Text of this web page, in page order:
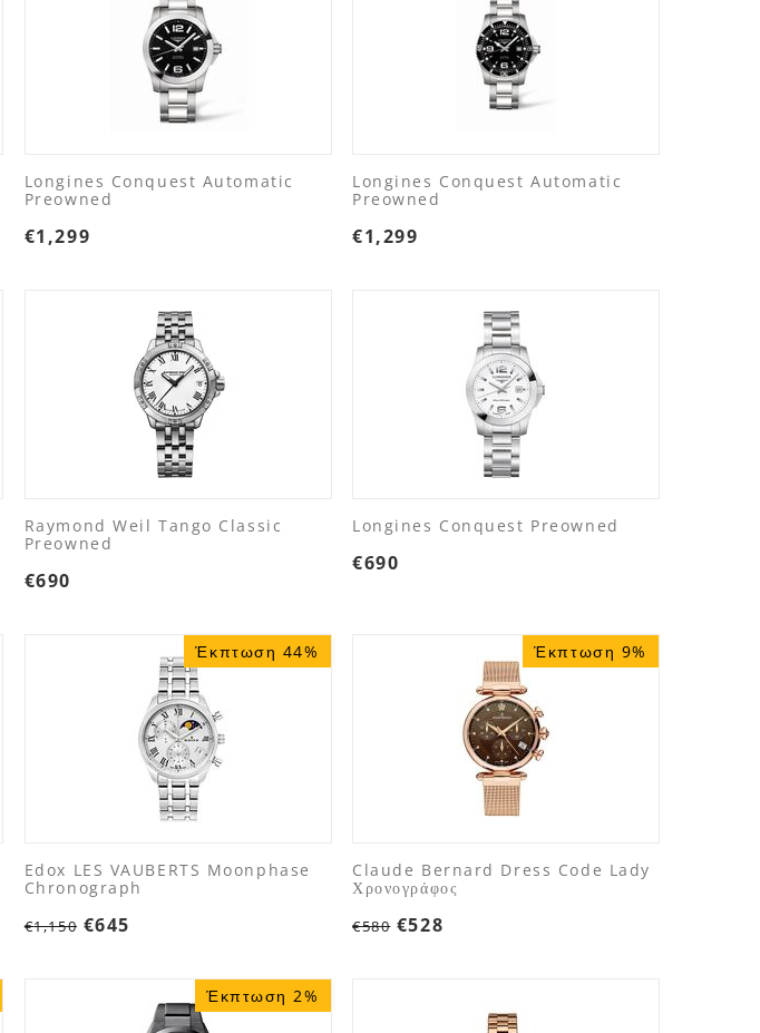
Longines Conquest Automatic
Preowned
€1,299
Longines Conquest Automatic
Preowned
€1,299
Raymond Weil Tango Classic
Preowned
€690
Longines Conquest Preowned
€690
Έκπτωση 44%
Edox LES VAUBERTS Moonphase
Chronograph
€1,150 €645
Έκπτωση 9%
Claude Bernard Dress Code Lady
Χρονογράφος
€580 €528
Έκπτωση 2%